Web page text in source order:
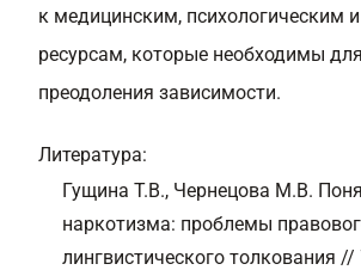
к медицинским, психологическим
ресурсам, которые необходимы
преодоления зависимости.
Литература:
Гущина Т.В., Чернецова М.В.
наркотизма: проблемы
лингвистического толкования